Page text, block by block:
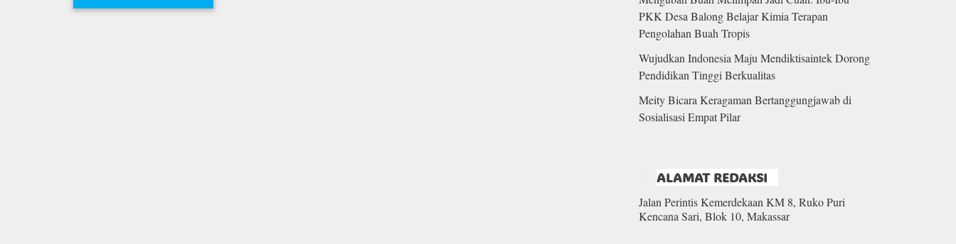
PKK Desa Balong Belajar Kimia Terapan
Pengolahan Buah Tropis
Wujudkan Indonesia Maju Mendiktisaintek Dorong
Pendidikan Tinggi Berkualitas
Meity Bicara Keragaman Bertanggungjawab di
Sosialisasi Empat Pilar
ALAMAT REDAKSI
Jalan Perintis Kemerdekaan KM 8, Ruko Puri
Kencana Sari, Blok 10, Makassar